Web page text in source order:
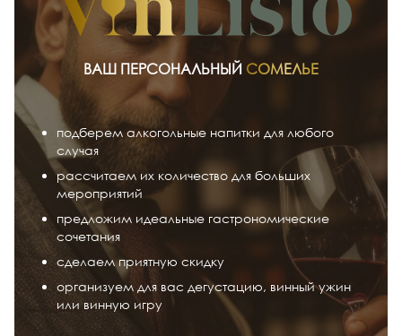
ВАШ ПЕРСОНАЛЬНЫЙ СОМЕЛЬЕ
подберем алкогольные напитки для любого
случая
рассчитаем их количество для больших
мероприятий
предложим идеальные гастрономические
сочетания
сделаем приятную скидку
организуем для вас дегустацию, винный ужин
или винную игру